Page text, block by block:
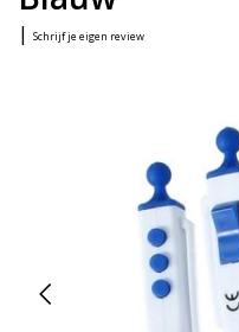
| Schrijf je eigen review